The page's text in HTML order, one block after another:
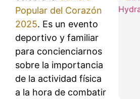
Popular del Corazón
2025. Es un evento
deportivo y familiar
para concienciarnos
sobre la importancia
de la actividad física
a la hora de combatir